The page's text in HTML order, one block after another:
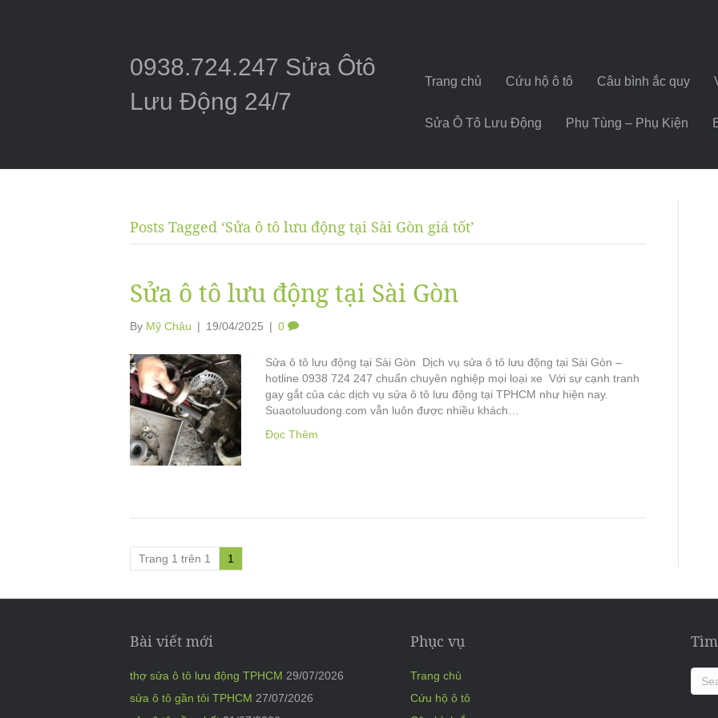
0938.724.247 Sửa Ôtô
Lưu Động 24/7
Trang chủ Cứu hộ ô tô Câu bình ắc quy
Sửa Ô Tô Lưu Động Phụ Tùng – Phụ Kiện
Posts Tagged ‘Sửa ô tô lưu động tại Sài Gòn giá tốt’
Sửa ô tô lưu động tại Sài Gòn
By Mỹ Châu | 19/04/2025 | 0
Sửa ô tô lưu động tại Sài Gòn Dịch vụ sửa ô tô lưu động tại Sài Gòn –
hotline 0938 724 247 chuẩn chuyên nghiệp mọi loại xe Với sự cạnh tranh
gay gắt của các dịch vụ sửa ô tô lưu động tại TPHCM như hiện nay.
Suaotoluudong.com vẫn luôn được nhiều khách…
Đọc Thêm
Trang 1 trên 1 1
Bài viết mới
thợ sửa ô tô lưu động TPHCM 29/07/2026
sửa ô tô gần tôi TPHCM 27/07/2026
Phục vụ
Trang chủ
Cứu hộ ô tô